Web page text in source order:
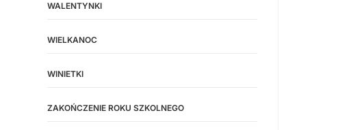
WALENTYNKI
WIELKANOC
WINIETKI
ZAKOŃCZENIE ROKU SZKOLNEGO